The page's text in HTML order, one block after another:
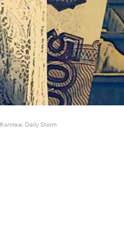
Коллаж: Daily Storm